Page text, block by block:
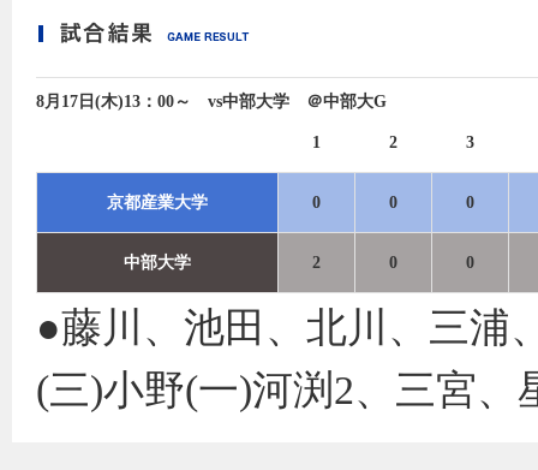
8月17日(木)13：00～ vs中部大学 ＠中部大G
1 2 3
京都産業大学 0 0 0
中部大学 2 0 0
●藤川、池田、北川、三浦
(三)小野(一)河渕2、三宮、